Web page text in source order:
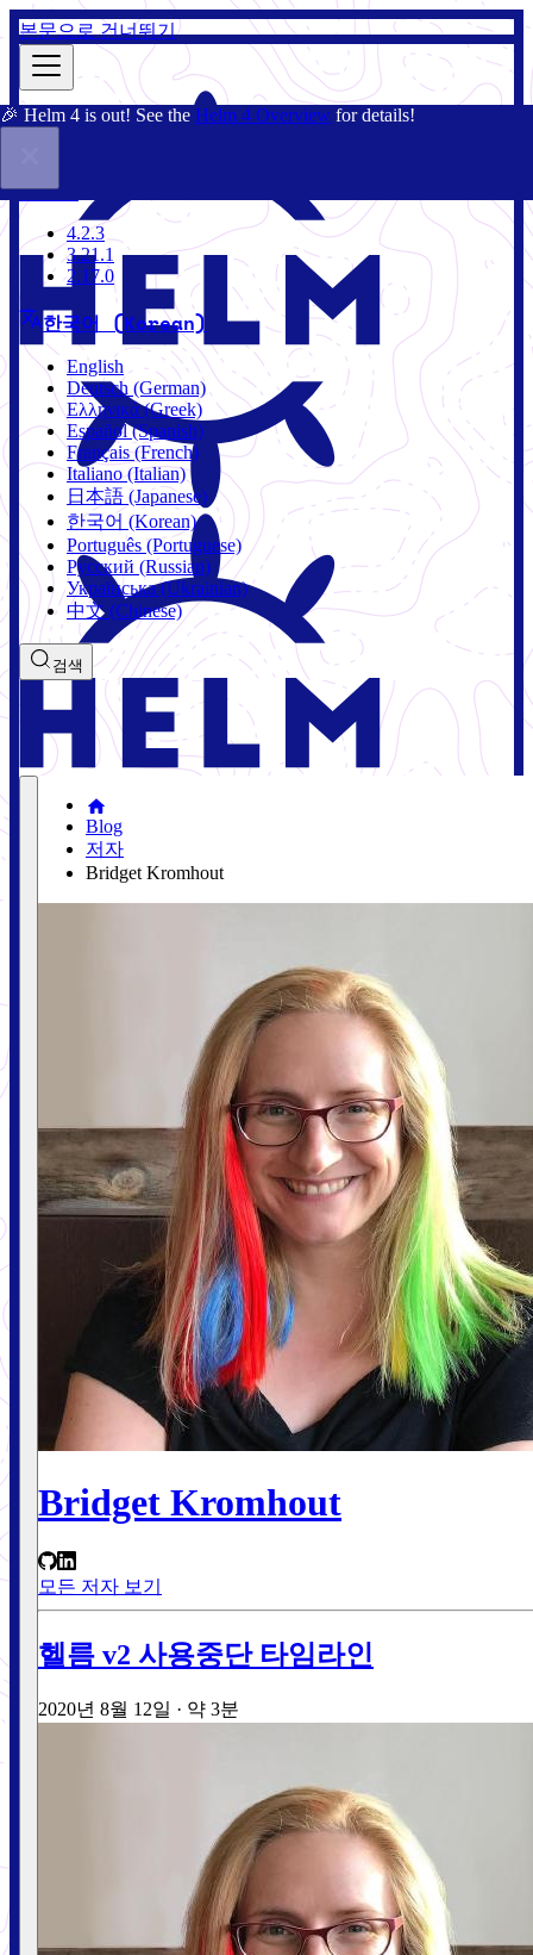
본문으로 건너뛰기
🎉 Helm 4 is out! See the Helm 4 Overview for details!
4.2.3
4.2.3
3.21.1
2.17.0
한국어 (Korean)
English
Deutsch (German)
Ελληνικά (Greek)
Español (Spanish)
Français (French)
Italiano (Italian)
日本語 (Japanese)
한국어 (Korean)
Português (Portuguese)
Русский (Russian)
Українська (Ukrainian)
中文 (Chinese)
검색
Blog
저자
Bridget Kromhout
Bridget Kromhout
모든 저자 보기
헬름 v2 사용중단 타임라인
2020년 8월 12일 · 약 3분